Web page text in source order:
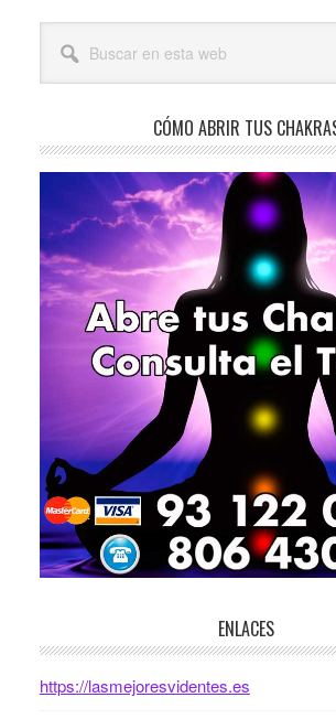
Barra
lateral
esta
CÓMO ABRIR TUS
ENLACES
https://lasmejoresvidentes.es